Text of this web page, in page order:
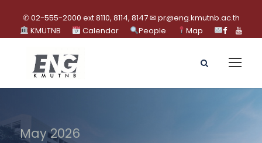
✆ 02-555-2000 ext 8110, 8114, 8147 ✉ pr@eng.kmutnb.ac.th
KMUTNB
Calendar People Map
May 2026